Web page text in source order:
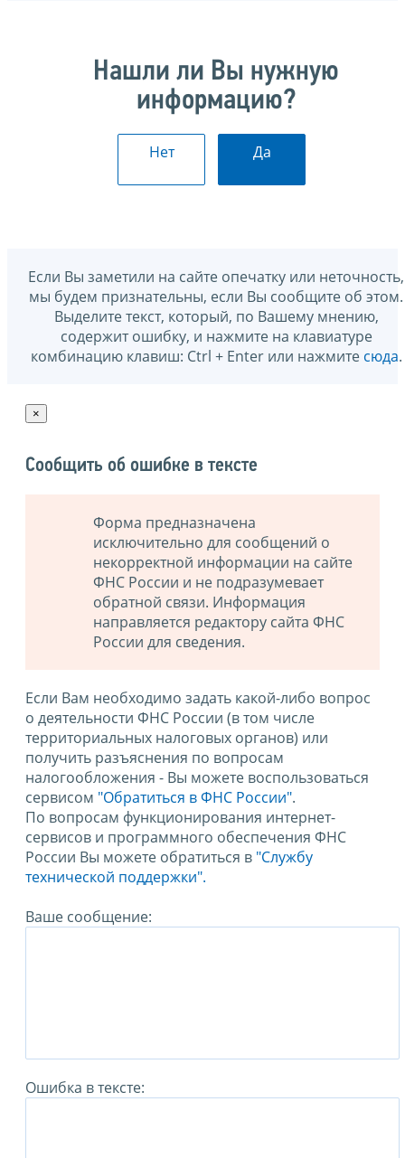
Нашли ли Вы нужную
информацию?
Нет Да
Если Вы заметили на сайте опечатку или неточность,
мы будем признательны, если Вы сообщите об этом.
Выделите текст, который, по Вашему мнению,
содержит ошибку, и нажмите на клавиатуре
комбинацию клавиш: Ctrl + Enter или нажмите сюда.
×
Сообщить об ошибке в тексте
Форма предназначена
исключительно для сообщений о
некорректной информации на сайте
ФНС России и не подразумевает
обратной связи. Информация
направляется редактору сайта ФНС
России для сведения.
Если Вам необходимо задать какой-либо вопрос
о деятельности ФНС России (в том числе
территориальных налоговых органов) или
получить разъяснения по вопросам
налогообложения - Вы можете воспользоваться
сервисом "Обратиться в ФНС России".
По вопросам функционирования интернет-
сервисов и программного обеспечения ФНС
России Вы можете обратиться в "Службу
технической поддержки".
Ваше сообщение:
Ошибка в тексте: